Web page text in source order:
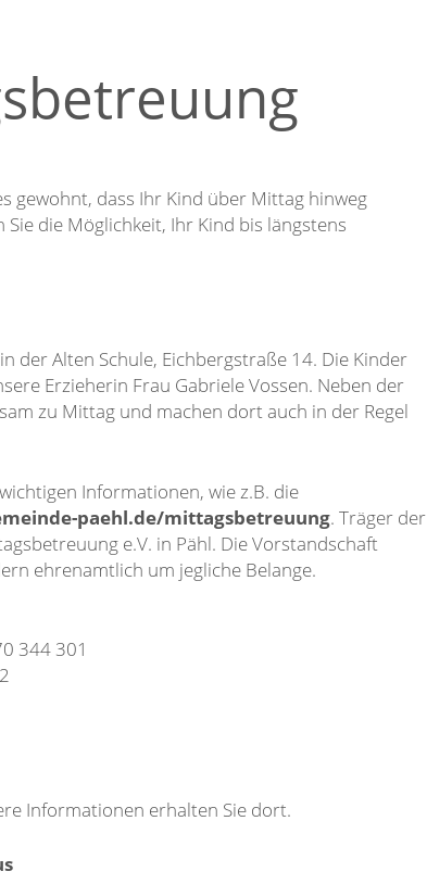
gewohnt, dass Ihr Kind über Mittag hinweg
die Möglichkeit, Ihr Kind bis längstens
der Alten Schule, Eichbergstraße 14. Die Kinder
Erzieherin Frau Gabriele Vossen. Neben der
zu Mittag und machen dort auch in der Regel
Informationen, wie z.B. die
paehl.de/mittagsbetreuung. Träger der
e.V. in Pähl. Die Vorstandschaft
ehrenamtlich um jegliche Belange.
344 301
Informationen erhalten Sie dort.